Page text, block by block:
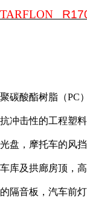
TARFLON
聚碳酸酯树脂（PC
抗冲击性的工程塑
光盘，摩托车的风
车库及拱廊房顶，
的隔音板，汽车前